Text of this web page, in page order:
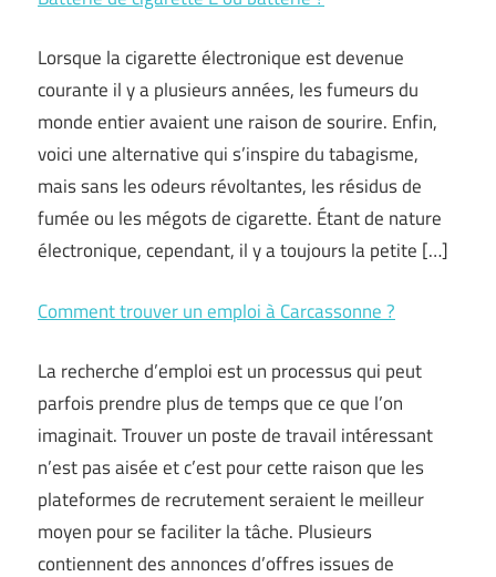
Lorsque la cigarette électronique est devenue
courante il y a plusieurs années, les fumeurs du
monde entier avaient une raison de sourire. Enfin,
voici une alternative qui s’inspire du tabagisme,
mais sans les odeurs révoltantes, les résidus de
fumée ou les mégots de cigarette. Étant de nature
électronique, cependant, il y a toujours la petite […]
Comment trouver un emploi à Carcassonne ?
La recherche d’emploi est un processus qui peut
parfois prendre plus de temps que ce que l’on
imaginait. Trouver un poste de travail intéressant
n’est pas aisée et c’est pour cette raison que les
plateformes de recrutement seraient le meilleur
moyen pour se faciliter la tâche. Plusieurs
contiennent des annonces d’offres issues de